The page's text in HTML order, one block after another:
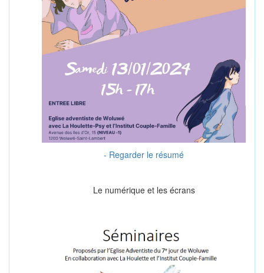
- Regarder le résumé
Le numérique et les écrans